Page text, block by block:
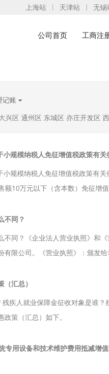
上海站 天津站 无锡
公司首页 工商注
记账
兴区 通州区 东城区 亦庄开发区
规模纳税人免征增值税政策有
规模纳税人免征增值税政策有
10万元以下（含本数）免征增
不同？
不同？《企业法人营业执照》和
有限公司。《营业执照》：颁发
汇总）
疾人就业保障金征收对象是谁
策（汇总）如下。
专用设备和技术维护费用抵减增